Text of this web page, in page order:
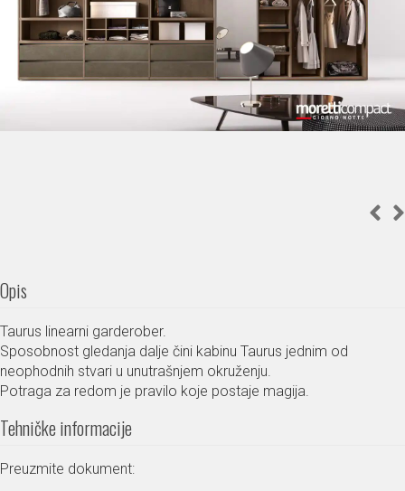
Opis
Taurus linearni garderober.
Sposobnost gledanja dalje čini kabinu Taurus jednim od
neophodnih stvari u unutrašnjem okruženju.
Potraga za redom je pravilo koje postaje magija.
Tehničke informacije
Preuzmite dokument: